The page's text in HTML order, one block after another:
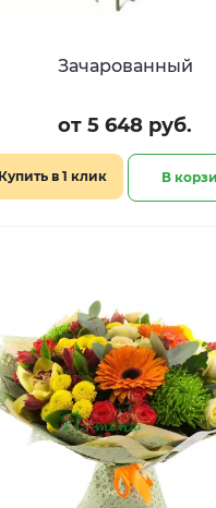
Зачарованный
от 5 648 руб.
Купить в 1 клик В